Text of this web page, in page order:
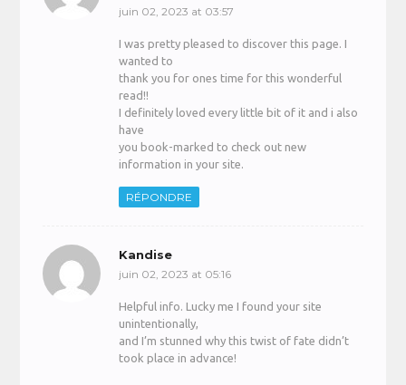
juin 02, 2023 at 03:57
I was pretty pleased to discover this page. I
wanted to
thank you for ones time for this wonderful
read!!
I definitely loved every little bit of it and i also
have
you book-marked to check out new
information in your site.
RÉPONDRE
Kandise
juin 02, 2023 at 05:16
Helpful info. Lucky me I found your site
unintentionally,
and I’m stunned why this twist of fate didn’t
took place in advance!